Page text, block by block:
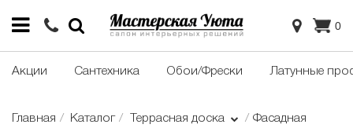
0
Акции Сантехника Обои/Фрески Латунные
Главная Каталог Террасная доска
Фасадная